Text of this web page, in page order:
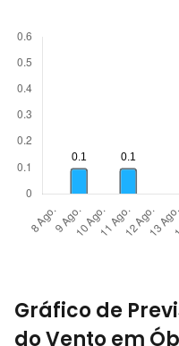
Gráfico de
do Vento em